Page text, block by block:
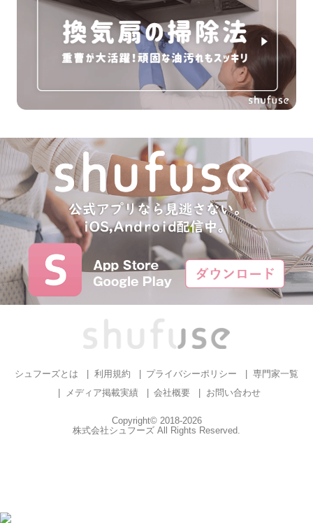
シュフーズとは 利用規約 プライバシーポリシー
専門家一覧
メディア掲載実績
会社概要 お問い合わせ
Copyright© 2018-2026
株式会社シュフーズ All Rights Reserved.